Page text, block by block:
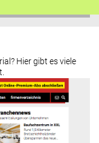
Hier gibt es viele